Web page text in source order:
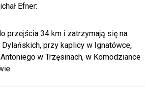
Efner:
przejścia 34 km i zatrzymają się na
przy kaplicy w Ignatówce,
w Trzęsinach, w Komodziance